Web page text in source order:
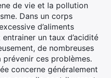
de vie et la pollution
Dans un corps
d’aliments
un taux d’acidité
de nombreuses
ces problèmes.
concerne généralement